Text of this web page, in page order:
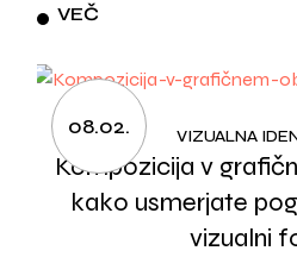
VEČ
08.02. VIZUALNA
Kompozicija v
kako usmerjate
vizualni